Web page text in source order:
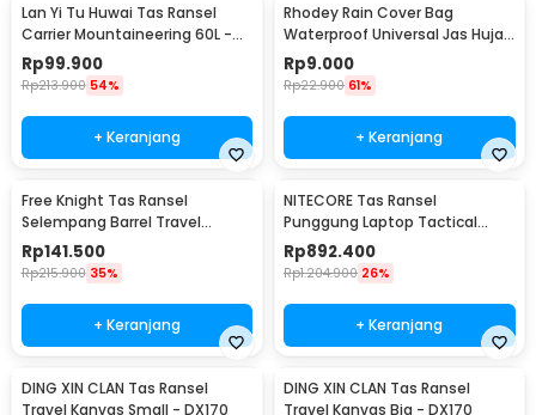
Lan Yi Tu Huwai Tas Ransel
Carrier Mountaineering 60L -
GC64
Rp99.900
Rp213.900 54%
+ Keranjang
Rhodey Rain Cover Bag
Waterproof Universal Jas Hujan
Tas Ransel 30-40L - WB20
Rp9.000
Rp22.900 61%
+ Keranjang
Free Knight Tas Ransel
Selempang Barrel Travel
Mountaineering Canvas -
CC05
Rp141.500
Rp215.900 35%
+ Keranjang
NITECORE Tas Ransel
Punggung Laptop Tactical
Backpack Outdoor - BP20
Rp892.400
Rp1.204.900 26%
+ Keranjang
DING XIN CLAN Tas Ransel
Travel Kanvas Small - DX170
DING XIN CLAN Tas Ransel
Travel Kanvas Big - DX170